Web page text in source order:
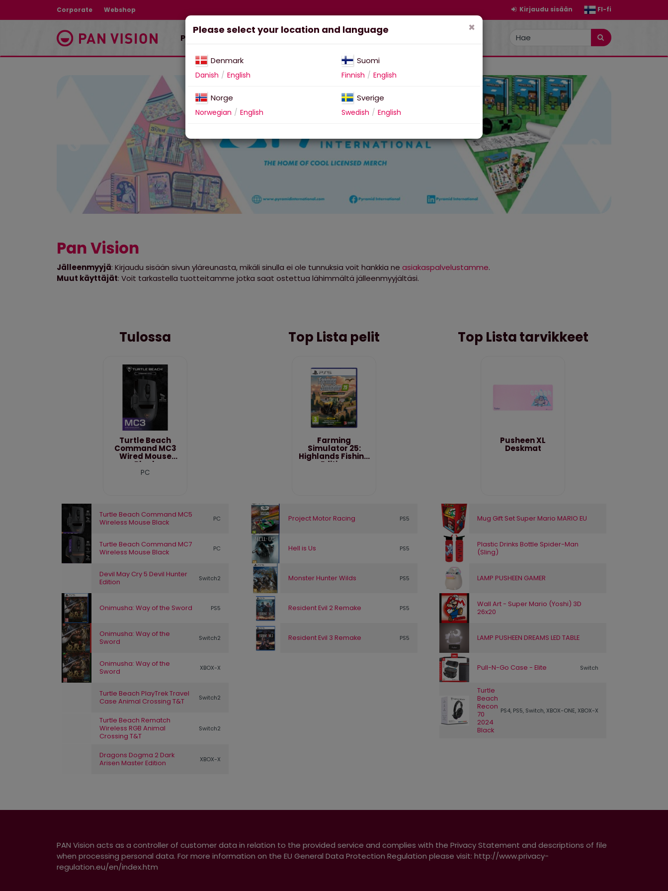
Kirjaudu sisään FI-fi
Corporate Webshop
Pelit ja tarvikkeet
Pan Vision
Jälleenmyyjä: Kirjaudu sisään sivun yläreunasta, mikäli sinulla ei ole tunnuksia voit hankkia ne asiakaspalvelustamme.
Muut käyttäjät: Voit tarkastella tuotteitamme jotka saat ostettua lähimmältä jälleenmyyjältäsi.
Tulossa
Turtle Beach
Command MC3
Wired Mouse
Black
PC
Turtle Beach Command MC5
Wireless Mouse Black
PC
Turtle Beach Command MC7
Wireless Mouse Black
PC
Devil May Cry 5 Devil Hunter
Edition
Switch2
Onimusha: Way of the Sword PS5
Onimusha: Way of the
Sword
Switch2
Onimusha: Way of the
Sword
XBOX-X
Turtle Beach PlayTrek Travel
Case Animal Crossing T&T
Switch2
Turtle Beach Rematch
Wireless RGB Animal
Crossing T&T
Switch2
Dragons Dogma 2 Dark
Arisen Master Edition
XBOX-X
Top Lista pelit
Farming
Simulator 25:
Highlands Fishing
Edition
Project Motor Racing PS5
Hell is Us PS5
Monster Hunter Wilds PS5
Resident Evil 2 Remake PS5
Resident Evil 3 Remake PS5
Top Lista tarvikkeet
Pusheen XL
Deskmat
Mug Gift Set Super Mario MARIO EU
Plastic Drinks Bottle Spider-Man
(Sling)
LAMP PUSHEEN GAMER
Wall Art - Super Mario (Yoshi) 3D
26x20
LAMP PUSHEEN DREAMS LED TABLE
Pull-N-Go Case - Elite Switch
Turtle
Beach
Recon
70
2024
Black
PS4, PS5, Switch, XBOX-ONE, XBOX-X
PAN Vision acts as a controller of customer data in relation to the provided service and complies with the Privacy Statement and descriptions of file
when processing personal data. For more information on the EU General Data Protection Regulation please visit: http://www.privacy-
regulation.eu/en/index.htm
×
Please select your location and language
Denmark
Danish English
Suomi
Finnish English
Norge
Norwegian English
Sverige
Swedish English